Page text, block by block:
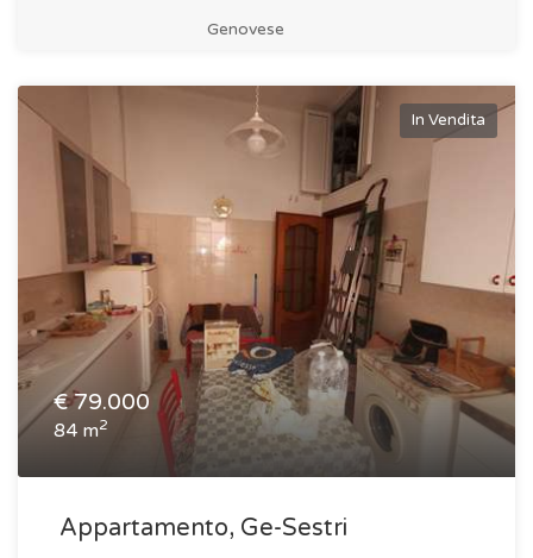
Genovese
In Vendita
€79.000
84 m2
Appartamento, Ge-Sestri